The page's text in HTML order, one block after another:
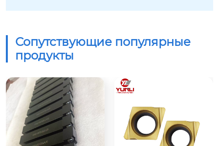
Сопутствующие популярные
продукты